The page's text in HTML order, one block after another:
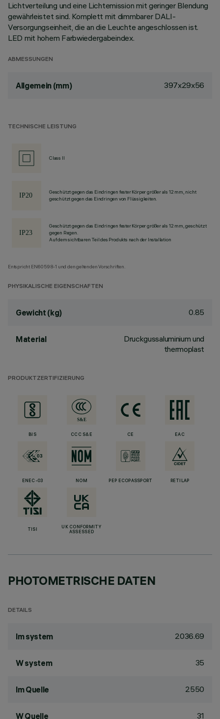
Lichtverteilung und eine Lichtemission mit geringer Blendung
gewährleistet sind. Komplett mit dimmbarer DALI-
Versorgungseinheit, die an die Leuchte angeschlossen ist.
LED mit hohem Farbwiedergabeindex.
ABMESSUNGEN
Allgemein (mm) 397x29x56
TECHNISCHE LEISTUNG
Class II
Geschützt gegen das Eindringen fester Körper größer als 12 mm, nicht
geschützt gegen das Eindringen von Flüssigkeiten.
Geschützt gegen das Eindringen fester Körper größer als 12 mm, geschützt
gegen Regen.
Auf dem sichtbaren Teil des Produkts nach der Installation
Entspricht EN60598-1 und den geltenden Vorschriften.
PHYSIKALISCHE EIGENSCHAFTEN
Gewicht (kg) 0.85
Material
Druckgussaluminium und
thermoplast
PRODUKTZERTIFIZIERUNG
BIS CCC S&E CE EAC
ENEC-03 NOM PEP ECOPASSPORT RETILAP
TISI
UK CONFORMITY
ASSESSED
PHOTOMETRISCHE DATEN
DETAILS
lm system 2036.69
W system 35
lm Quelle 2550
W Quelle 31